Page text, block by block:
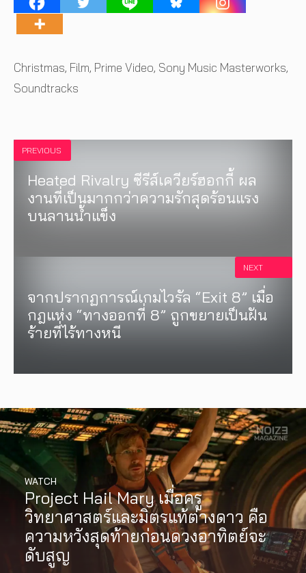
Tags
Christmas, Film, Prime Video, Sony Music Masterworks,
Soundtracks
PREVIOUS
Heated Rivalry ซีรีส์เควียร์ฮอกกี้ ผล
งานที่เป็นมากกว่าความรักสุดร้อนแรง
บนลานน้ำแข็ง
จากปรากฏการณ์เกมไวรัล “Exit 8” เมื่อ
กฎแห่ง “ทางออกที่ 8” ถูกขยายเป็นฝัน
ร้ายที่ไร้ทางหนี
NEXT
Project Hail Mary เมื่อครู
วิทยาศาสตร์และมิตรแท้ต่างดาว คือ
ความหวังสุดท้ายก่อนดวงอาทิตย์จะ
ดับสูญ
WATCH